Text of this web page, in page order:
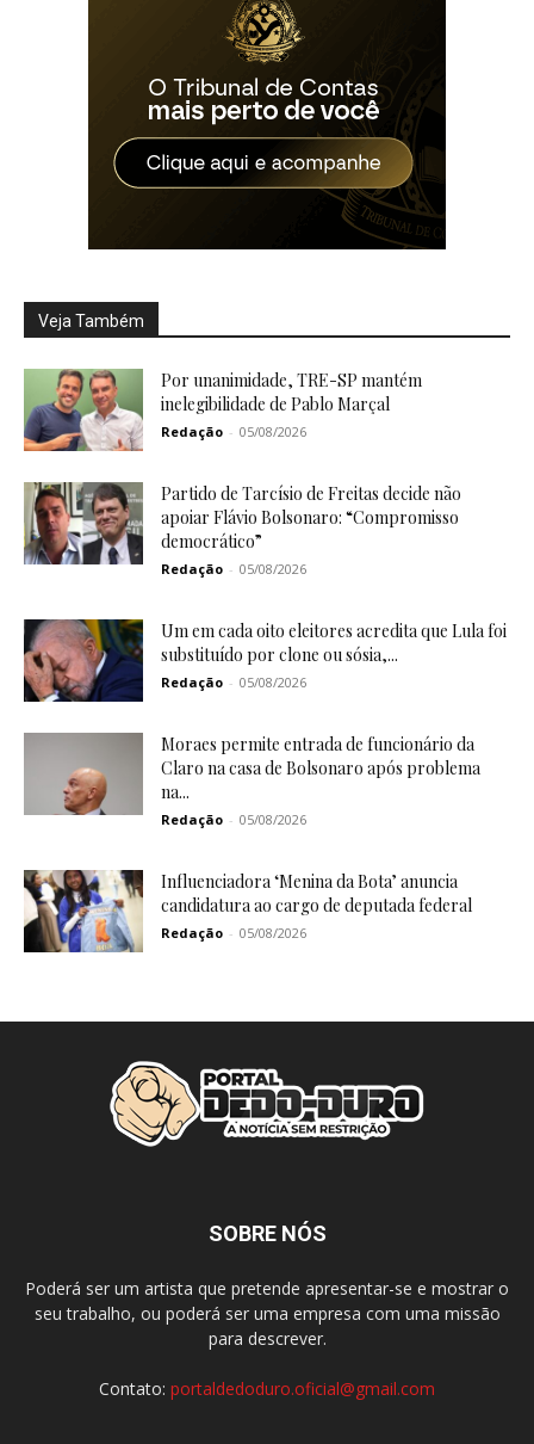
Veja Também
Por unanimidade, TRE-SP mantém
inelegibilidade de Pablo Marçal
Redação - 05/08/2026
Partido de Tarcísio de Freitas decide não
apoiar Flávio Bolsonaro: “Compromisso
democrático”
Redação - 05/08/2026
Um em cada oito eleitores acredita que Lula foi
substituído por clone ou sósia,...
Redação - 05/08/2026
Moraes permite entrada de funcionário da
Claro na casa de Bolsonaro após problema
na...
Redação - 05/08/2026
Influenciadora ‘Menina da Bota’ anuncia
candidatura ao cargo de deputada federal
Redação - 05/08/2026
SOBRE NÓS
Poderá ser um artista que pretende apresentar-se e mostrar o
seu trabalho, ou poderá ser uma empresa com uma missão
para descrever.
Contato: portaldedoduro.oficial@gmail.com